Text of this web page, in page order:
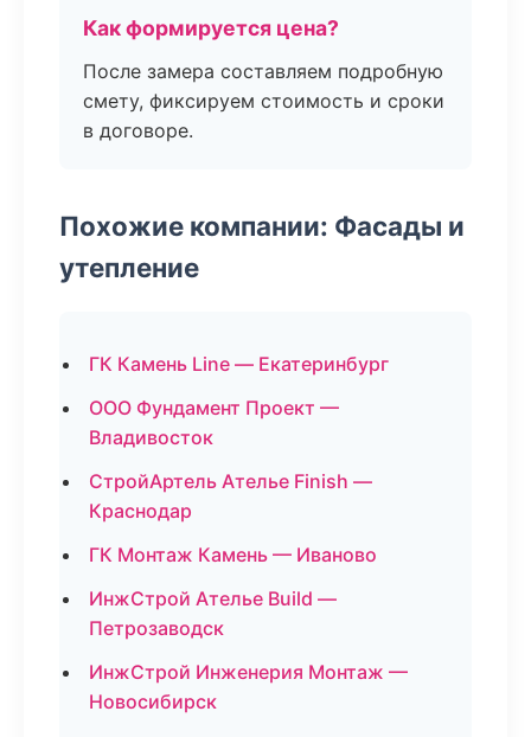
Как формируется цена?
После замера составляем подробную
смету, фиксируем стоимость и сроки
в договоре.
Похожие компании: Фасады и
утепление
ГК Камень Line — Екатеринбург
ООО Фундамент Проект —
Владивосток
СтройАртель Ателье Finish —
Краснодар
ГК Монтаж Камень — Иваново
ИнжСтрой Ателье Build —
Петрозаводск
ИнжСтрой Инженерия Монтаж —
Новосибирск